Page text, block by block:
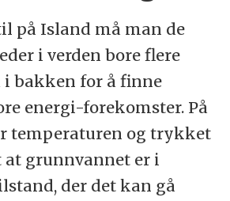
på Island må man de
i verden bore flere
bakken for å finne
energi-forekomster. På
temperaturen og trykket
at grunnvannet er i
der det kan gå